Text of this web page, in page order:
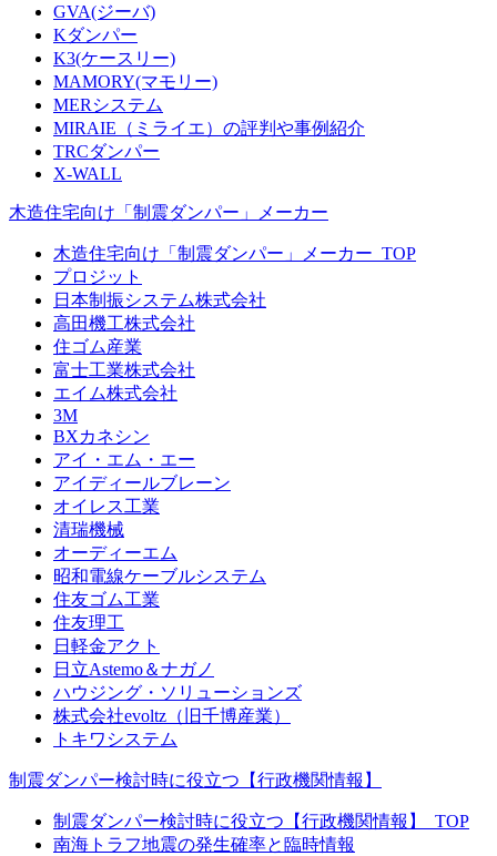
GVA(ジーバ)
Kダンパー
K3(ケースリー)
MAMORY(マモリー)
MERシステム
MIRAIE（ミライエ）の評判や事例紹介
TRCダンパー
X-WALL
木造住宅向け「制震ダンパー」メーカー
木造住宅向け「制震ダンパー」メーカー_TOP
プロジット
日本制振システム株式会社
高田機工株式会社
住ゴム産業
富士工業株式会社
エイム株式会社
3M
BXカネシン
アイ・エム・エー
アイディールブレーン
オイレス工業
清瑞機械
オーディーエム
昭和電線ケーブルシステム
住友ゴム工業
住友理工
日軽金アクト
日立Astemo＆ナガノ
ハウジング・ソリューションズ
株式会社evoltz（旧千博産業）
トキワシステム
制震ダンパー検討時に役立つ【行政機関情報】
制震ダンパー検討時に役立つ【行政機関情報】_TOP
南海トラフ地震の発生確率と臨時情報